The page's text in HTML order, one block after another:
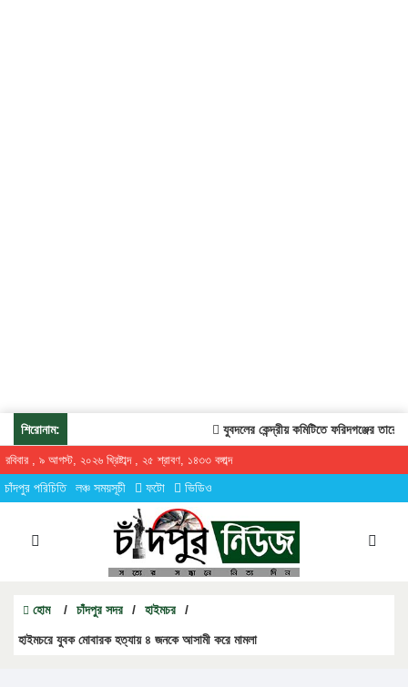
শিরোনাম: যুবদলের কেন্দ্রীয় কমিটিতে ফরিদগঞ্জের তারেকুর
রবিবার , ৯ আগস্ট, ২০২৬ খ্রিষ্টাব্দ , ২৫ শ্রাবণ, ১৪৩৩ বঙ্গাব্দ
চাঁদপুর পরিচিতি লঞ্চ সময়সূচী ফটো ভিডিও
হোম / চাঁদপুর সদর / হাইমচর /
হাইমচরে যুবক মোবারক হত্যায় ৪ জনকে আসামী করে মামলা